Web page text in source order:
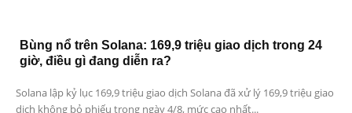
Bùng nổ trên Solana: 169,9 triệu giao dịch trong 24
giờ, điều gì đang diễn ra?
Solana lập kỷ lục 169,9 triệu giao dịch Solana đã xử lý 169,9 triệu giao
dịch không bỏ phiếu trong ngày 4/8, mức cao nhất...